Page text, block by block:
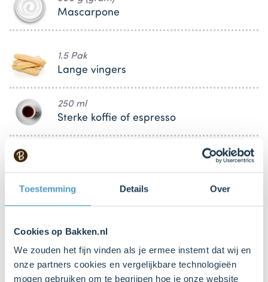
Toestemming Details Over
Cookies op Bakken.nl
We zouden het fijn vinden als je ermee instemt dat wij en
onze partners cookies en vergelijkbare technologieën
mogen gebruiken om te begrijpen hoe je onze website
Mascarpone
1.5 Pak
Lange vingers
250 ml
Sterke koffie of espresso
Mixer met gardes